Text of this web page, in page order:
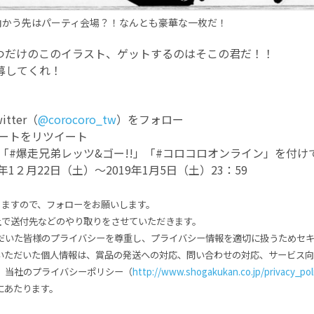
う先はパーティ会場？！なんとも豪華な一枚だ！
けのこのイラスト、ゲットするのはそこの君だ！！
てくれ！
（@corocoro_tw）をフォロー
トをリツイート
#爆走兄弟レッツ&ゴー!!」「#コロコロオンライン」を付け
２月22日（土）～2019年1月5日（土）23：59
すので、フォローをお願いします。
送付先などのやり取りをさせていただきます。
た皆様のプライバシーを尊重し、プライバシー情報を適切に扱うためセ
ただいた個人情報は、賞品の発送への対応、問い合わせの対応、サービス
当社のプライバシーポリシー（http://www.shogakukan.co.jp/
たります。